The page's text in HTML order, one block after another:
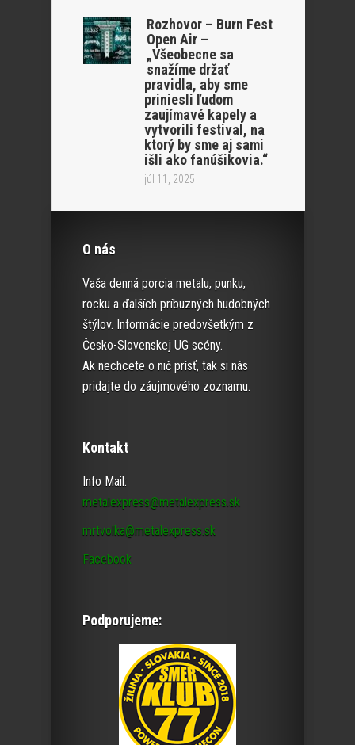
Rozhovor – Burn Fest
Open Air –
„Všeobecne sa
snažíme držať
pravidla, aby sme
priniesli ľudom
zaujímavé kapely a
vytvorili festival, na
ktorý by sme aj sami
išli ako fanúšikovia.“
júl 11, 2025
O nás
Vaša denná porcia metalu, punku,
rocku a ďalších príbuzných hudobných
štýlov. Informácie predovšetkým z
Česko-Slovenskej UG scény.
Ak nechcete o nič prísť, tak si nás
pridajte do záujmového zoznamu.
Kontakt
Info Mail:
metalexpress@metalexpress.sk
mrtvolka@metalexpress.sk
Facebook
Podporujeme: